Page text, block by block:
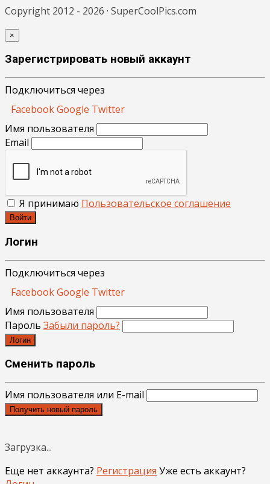
Copyright 2012 - 2026 · SuperCoolPics.com
×
Зарегистрировать новый аккаунт
Подключиться через
FacebookGoogle Twitter
Имя пользователя
Email
Я принимаю Пользовательское соглашение
Войти
Логин
Подключиться через
FacebookGoogle Twitter
Имя пользователя
Пароль Забыли пароль?
Логин
Сменить пароль
Имя пользователя или E-mail
Получить новый пароль
Загрузка...
Еще нет аккаунта? Регистрация Уже есть аккаунт?